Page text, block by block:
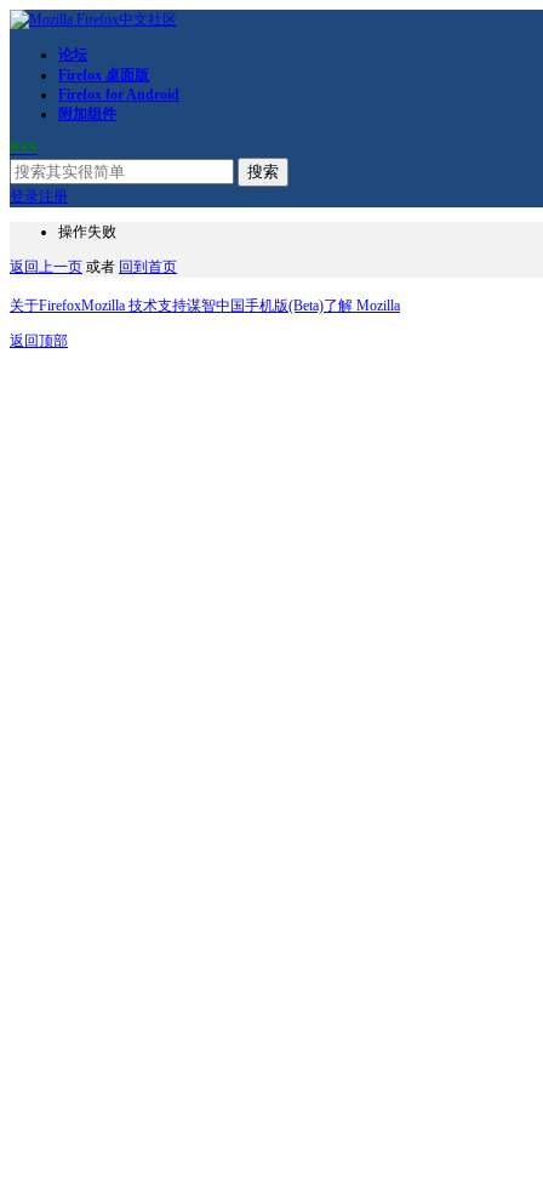
论坛
Firefox 桌面版
Firefox for Android
附加组件
RSS
搜索
登录注册
操作失败
返回上一页 或者 回到首页
关于FirefoxMozilla 技术支持谋智中国手机版(Beta)了解 Mozilla
返回顶部